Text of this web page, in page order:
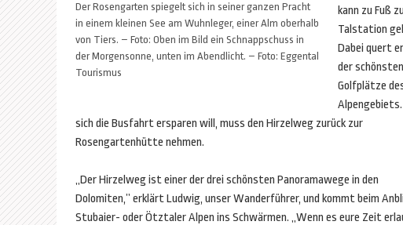
Der Rosengarten spiegelt sich in seiner ganzen Pracht
in einem kleinen See am Wuhnleger, einer Alm oberhalb
von Tiers. – Foto: Oben im Bild ein Schnappschuss in
der Morgensonne, unten im Abendlicht. – Foto: Eggental
Tourismus
kann zu Fuß
Talstation
Dabei quert
der schönsten
Golfplätze
sich die Busfahrt ersparen will, muss den Hirzelweg zurück zur
Rosengartenhütte nehmen.
„Der Hirzelweg ist einer der drei schönsten Panoramawege in den
Dolomiten,” erklärt Ludwig, unser Wanderführer, und kommt beim
Stubaier- oder Ötztaler Alpen ins Schwärmen. „Wenn es eure Zeit